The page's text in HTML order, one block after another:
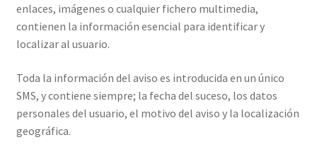
enlaces, imágenes o cualquier fichero multimedia,
contienen la información esencial para identificar y
localizar al usuario.
Toda la información del aviso es introducida en un único
SMS, y contiene siempre; la fecha del suceso, los datos
personales del usuario, el motivo del aviso y la localización
geográfica.